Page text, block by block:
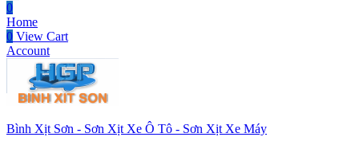
0
Home
0 View Cart
Account
Bình Xịt Sơn - Sơn Xịt Xe Ô Tô - Sơn Xịt Xe Máy